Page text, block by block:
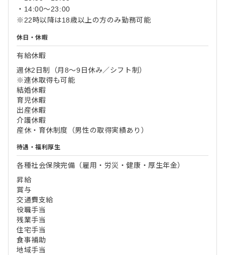
・14:00～23:00
※22時以降は18歳以上の方のみ勤務可能
休日・休暇
有給休暇
週休2日制（月8～9日休み／シフト制）
※連休取得も可能
結婚休暇
育児休暇
出産休暇
介護休暇
産休・育休制度（男性の取得実績あり）
待遇・福利厚生
各種社会保険完備（雇用・労災・健康・厚生年金）
昇給
賞与
交通費支給
役職手当
残業手当
住宅手当
食事補助
地域手当